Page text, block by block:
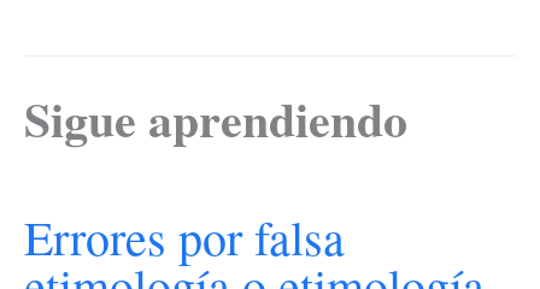
Sigue aprendiendo
Errores por falsa